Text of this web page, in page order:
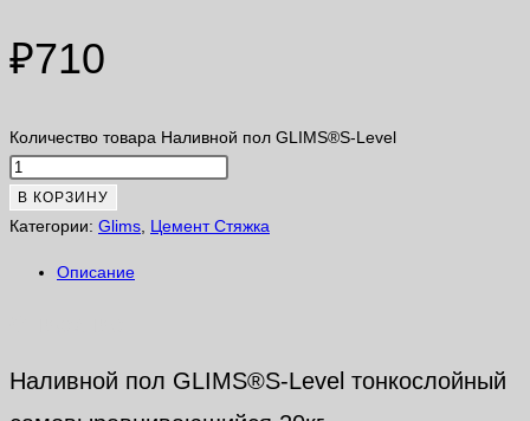
₽710
Количество товара Наливной пол GLIMS®S-Level
В КОРЗИНУ
Категории: Glims Цемент Стяжка
Описание
Наливной пол GLIMS®S-Level тонкослойный